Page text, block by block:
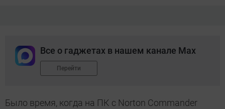
Все о гаджетах в нашем канале Max
Перейти
Было время, когда на ПК с Norton Commander